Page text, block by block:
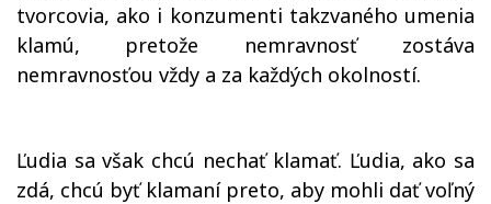
tvorcovia, ako i konzumenti takzvaného umenia
klamú, pretože nemravnosť zostáva
nemravnosťou vždy a za každých okolností.
Ľudia sa však chcú nechať klamať. Ľudia, ako sa
zdá, chcú byť klamaní preto, aby mohli dať voľný